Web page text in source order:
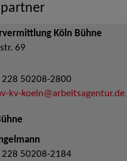
Köln Bühne
69
228 50208-2800
kv-koeln@arbeitsagentur.de
228 50208-2184